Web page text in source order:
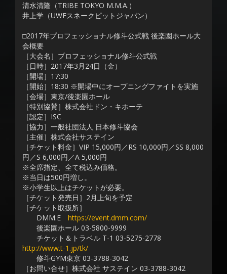
清水清隆（TRIBE TOKYO M.M.A.）
井上学（UWFスネークピットジャパン）
□2017年プロフェッショナル修斗公式戦 後楽園ホール大
会概要
［大会名］プロフェッショナル修斗公式戦
［日時］2017年3月24日（金）
［開場］17:30
［開始］18:30 ※開場中にオープニングファイトを実施
［会場］東京/後楽園ホール
［特別協賛］株式会社ドン・キホーテ
［認定］ISC
［協力］一般社団法人 日本修斗協会
［主催］株式会社サステイン
［チケット料金］VIP 15,000円／RS 10,000円／SS 8,000
円／S 6,000円／A 5,000円
※全席指定、全て税込み価格。
※当日は500円増し。
※小学生以上はチケットが必要。
［チケット発売日］2月上旬を予定
［チケット取扱所］
DMM.E https://event.dmm.com/
後楽園ホール 03-5800-9999
チケット＆トラベル T-1 03-5275-2778
http://www.t-1.jp/tk/
修斗GYM東京 03-3788-3042
［お問い合せ］株式会社 サステイン 03-3788-3042